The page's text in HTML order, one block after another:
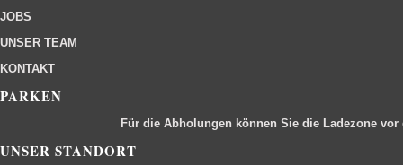
JOBS
UNSER TEAM
KONTAKT
PARKEN
Für die Abholungen können Sie die Ladezone
UNSER STANDORT